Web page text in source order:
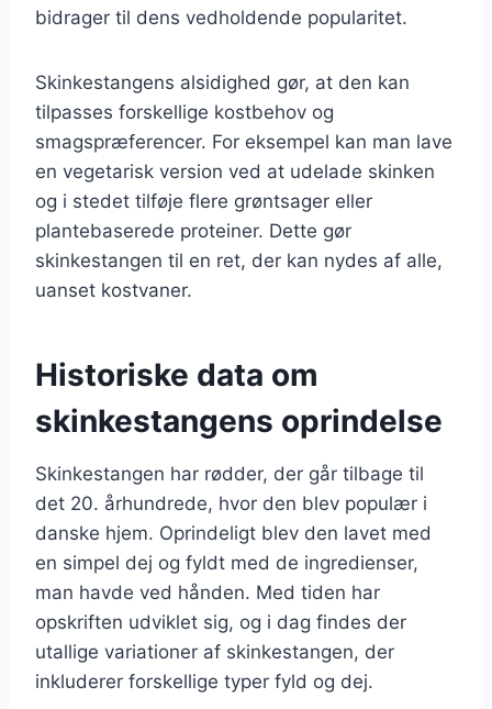
bidrager til dens vedholdende popularitet.
Skinkestangens alsidighed gør, at den kan
tilpasses forskellige kostbehov og
smagspræferencer. For eksempel kan man lave
en vegetarisk version ved at udelade skinken
og i stedet tilføje flere grøntsager eller
plantebaserede proteiner. Dette gør
skinkestangen til en ret, der kan nydes af alle,
uanset kostvaner.
Historiske data om
skinkestangens oprindelse
Skinkestangen har rødder, der går tilbage til
det 20. århundrede, hvor den blev populær i
danske hjem. Oprindeligt blev den lavet med
en simpel dej og fyldt med de ingredienser,
man havde ved hånden. Med tiden har
opskriften udviklet sig, og i dag findes der
utallige variationer af skinkestangen, der
inkluderer forskellige typer fyld og dej.